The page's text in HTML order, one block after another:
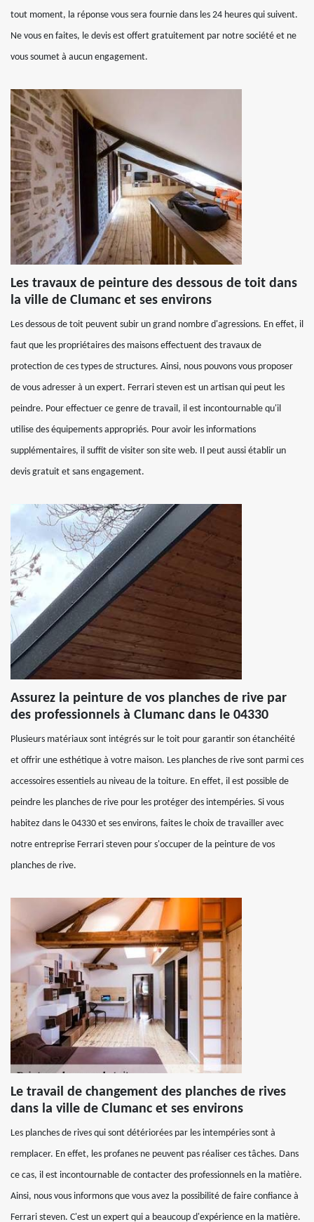
tout moment, la réponse vous sera fournie dans les 24 heures qui suivent.
Ne vous en faites, le devis est offert gratuitement par notre société et ne
vous soumet à aucun engagement.
Les travaux de peinture des dessous de toit dans
la ville de Clumanc et ses environs
Les dessous de toit peuvent subir un grand nombre d'agressions. En effet, il
faut que les propriétaires des maisons effectuent des travaux de
protection de ces types de structures. Ainsi, nous pouvons vous proposer
de vous adresser à un expert. Ferrari steven est un artisan qui peut les
peindre. Pour effectuer ce genre de travail, il est incontournable qu'il
utilise des équipements appropriés. Pour avoir les informations
supplémentaires, il suffit de visiter son site web. Il peut aussi établir un
devis gratuit et sans engagement.
Assurez la peinture de vos planches de rive par
des professionnels à Clumanc dans le 04330
Plusieurs matériaux sont intégrés sur le toit pour garantir son étanchéité
et offrir une esthétique à votre maison. Les planches de rive sont parmi ces
accessoires essentiels au niveau de la toiture. En effet, il est possible de
peindre les planches de rive pour les protéger des intempéries. Si vous
habitez dans le 04330 et ses environs, faites le choix de travailler avec
notre entreprise Ferrari steven pour s'occuper de la peinture de vos
planches de rive.
Le travail de changement des planches de rives
dans la ville de Clumanc et ses environs
Les planches de rives qui sont détériorées par les intempéries sont à
remplacer. En effet, les profanes ne peuvent pas réaliser ces tâches. Dans
ce cas, il est incontournable de contacter des professionnels en la matière.
Ainsi, nous vous informons que vous avez la possibilité de faire confiance à
Ferrari steven. C'est un expert qui a beaucoup d'expérience en la matière.